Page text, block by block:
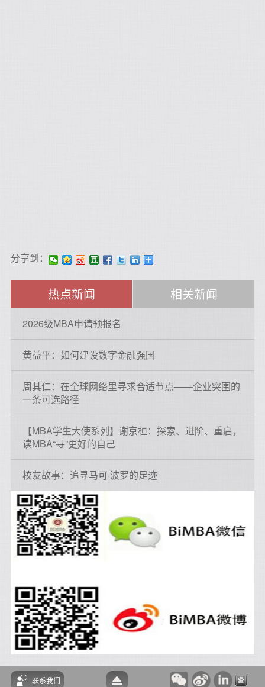
分享到：
热点新闻 相关新闻
2026级MBA申请预报名
黄益平：如何建设数字金融强国
周其仁：在全球网络里寻求合适节点——企业突围的
一条可选路径
【MBA学生大使系列】谢京桓：探索、进阶、重启，
读MBA“寻”更好的自己
校友故事：追寻马可·波罗的足迹
联系我们